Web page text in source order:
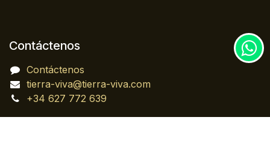
Contáctenos
Contáctenos
tierra-viva@tierra-viva.com
+34 627 772 639